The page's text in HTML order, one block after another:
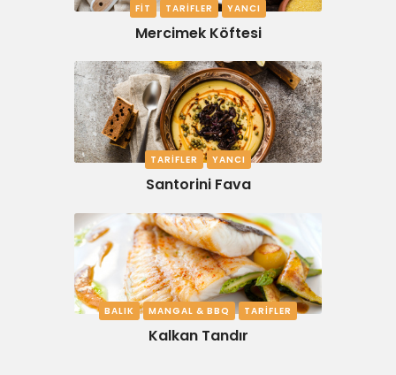
FIT TARIFLER YANCI
Mercimek Köftesi
TARIFLER YANCI
Santorini Fava
BALIK MANGAL & BBQ TARIFLER
Kalkan Tandır